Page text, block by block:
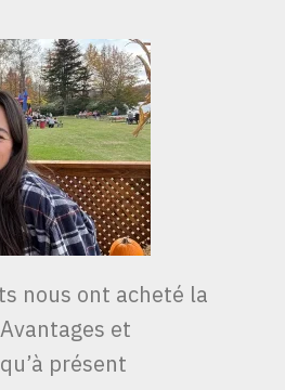
nous ont acheté la
et
présent